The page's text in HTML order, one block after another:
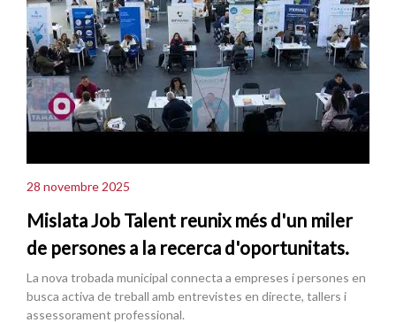
28 novembre 2025
Mislata Job Talent reunix més d'un miler
de persones a la recerca d'oportunitats.
La nova trobada municipal connecta a empreses i persones en
busca activa de treball amb entrevistes en directe, tallers i
assessorament professional.